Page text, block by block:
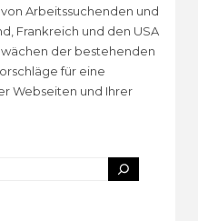
Arbeitssuchenden und
Frankreich und den USA
der bestehenden
für eine
Webseiten und Ihrer